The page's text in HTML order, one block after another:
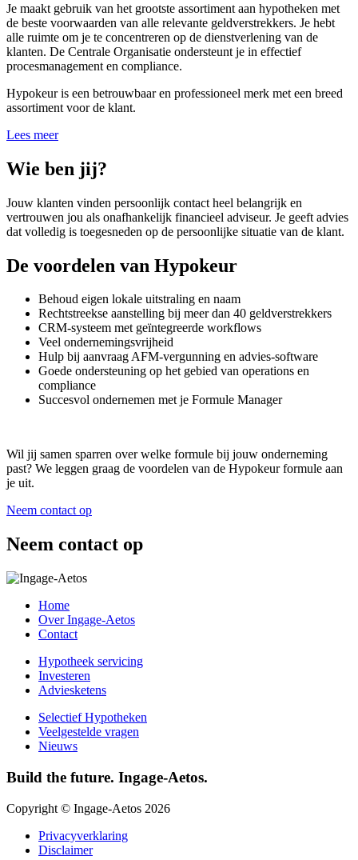
Je maakt gebruik van het grootste assortiment aan hypotheken met
de beste voorwaarden van alle relevante geldverstrekkers. Je hebt
alle ruimte om je te concentreren op de dienstverlening van de
klanten. De Centrale Organisatie ondersteunt je in effectief
procesmanagement en compliance.
Hypokeur is een betrouwbaar en professioneel merk met een breed
assortiment voor de klant.
Lees meer
Wie ben jij?
Jouw klanten vinden persoonlijk contact heel belangrijk en
vertrouwen jou als onafhankelijk financieel adviseur. Je geeft advies
dat volledig is toegesneden op de persoonlijke situatie van de klant.
De voordelen van Hypokeur
Behoud eigen lokale uitstraling en naam
Rechtstreekse aanstelling bij meer dan 40 geldverstrekkers
CRM-systeem met geïntegreerde workflows
Veel ondernemingsvrijheid
Hulp bij aanvraag AFM-vergunning en advies-software
Goede ondersteuning op het gebied van operations en
compliance
Succesvol ondernemen met je Formule Manager
Wil jij samen sparren over welke formule bij jouw onderneming
past? We leggen graag de voordelen van de Hypokeur formule aan
je uit.
Neem contact op
Neem contact op
Home
Over Ingage-Aetos
Contact
Hypotheek servicing
Investeren
Adviesketens
Selectief Hypotheken
Veelgestelde vragen
Nieuws
Build the future. Ingage-Aetos.
Copyright © Ingage-Aetos 2026
Privacyverklaring
Disclaimer